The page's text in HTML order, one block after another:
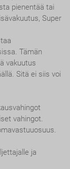
pienentää tai
Super
Tämän
vakuutus
Sitä ei siis voi
vahingot.
ja